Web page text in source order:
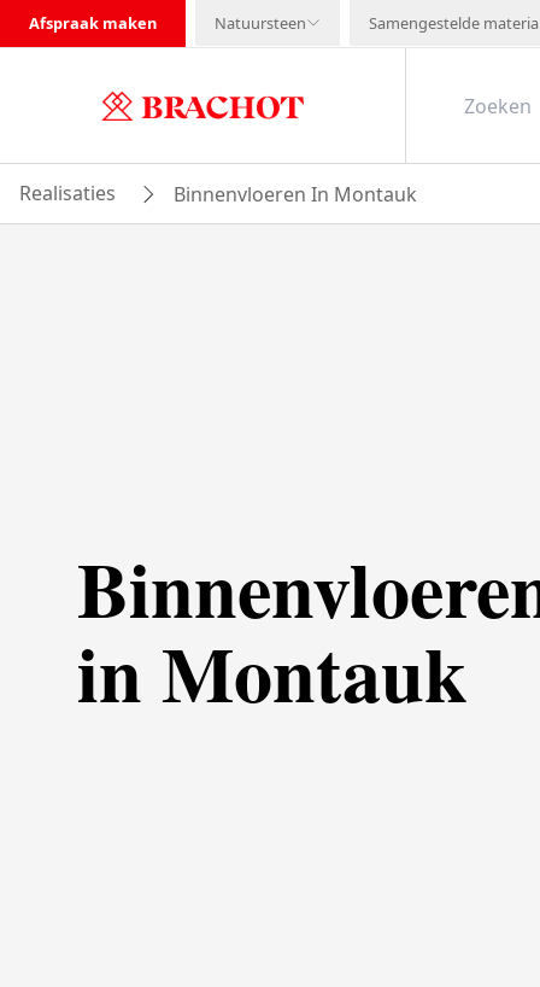
Afspraak maken Natuursteen Samengestelde
Realisaties Binnenvloeren In Montauk
in Montauk